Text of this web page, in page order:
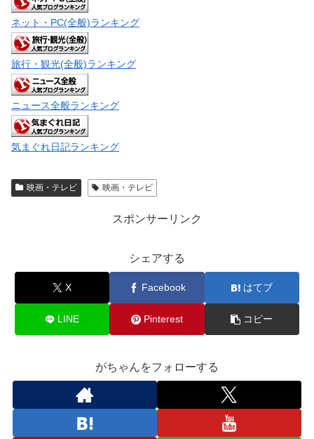
ネット・PC(全般)ランキング
旅行・観光(全般)ランキング
ニュース全般ランキング
気まぐれ日記ランキング
映画・テレビ 映画・テレビ
スポンサーリンク
シェアする
X Facebook はてブ
LINE Pinterest コピー
がちゃんをフォローする